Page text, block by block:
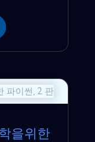
을위한